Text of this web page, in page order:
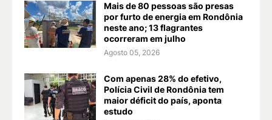
Mais de 80 pessoas são presas
por furto de energia em Rondônia
neste ano; 13 flagrantes
ocorreram em julho
Agosto 05, 2026
Com apenas 28% do efetivo,
Polícia Civil de Rondônia tem
maior déficit do país, aponta
estudo